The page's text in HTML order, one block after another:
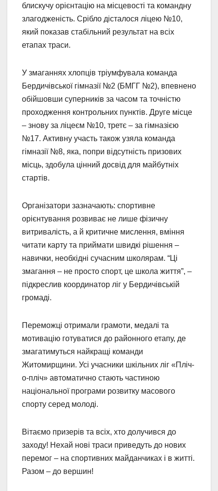
блискучу орієнтацію на місцевості та командну
злагодженість. Срібло дісталося ліцею №10,
який показав стабільний результат на всіх
етапах траси.
У змаганнях хлопців тріумфувала команда
Бердичівської гімназії №2 (БМГГ №2), впевнено
обійшовши суперників за часом та точністю
проходження контрольних пунктів. Друге місце
– знову за ліцеєм №10, третє – за гімназією
№17. Активну участь також узяла команда
гімназії №8, яка, попри відсутність призових
місць, здобула цінний досвід для майбутніх
стартів.
Організатори зазначають: спортивне
орієнтування розвиває не лише фізичну
витривалість, а й критичне мислення, вміння
читати карту та приймати швидкі рішення –
навички, необхідні сучасним школярам. “Ці
змагання – не просто спорт, це школа життя”, –
підкреслив координатор ліг у Бердичівській
громаді.
Переможці отримали грамоти, медалі та
мотивацію готуватися до районного етапу, де
змагатимуться найкращі команди
Житомирщини. Усі учасники шкільних ліг «Пліч-
о-пліч» автоматично стають частиною
національної програми розвитку масового
спорту серед молоді.
Вітаємо призерів та всіх, хто долучився до
заходу! Нехай нові траси приведуть до нових
перемог – на спортивних майданчиках і в житті.
Разом – до вершин!